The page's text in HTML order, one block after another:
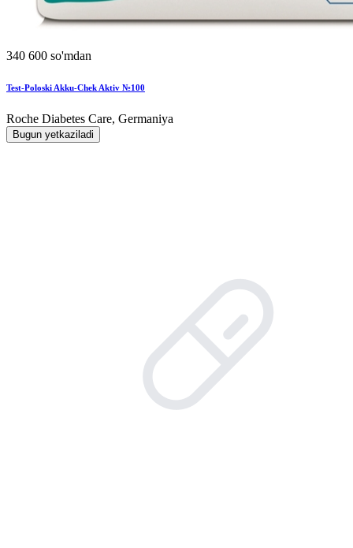
340 600 so'mdan
Test-Poloski Akku-Chek Aktiv №100
Roche Diabetes Care, Germaniya
Bugun yetkaziladi